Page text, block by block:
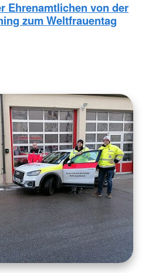
Ehrenamtlichen von der
zum Weltfrauentag